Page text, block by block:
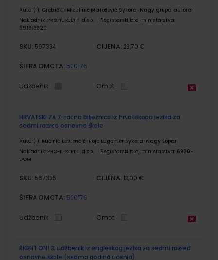
Autor(i): Greblički-Miculinić Matošević Sykora-Nagy grupa autora
Nakladnik: PROFIL KLETT d.o.o.
Registarski broj ministarstva:
6919;6920
SKU: 567334 CIJENA: 23,70 €
ŠIFRA OMOTA: 500176
Udžbenik Omot
HRVATSKI ZA 7; radna bilježnica iz hrvatskoga jezika za
sedmi razred osnovne škole
Autor(i): Kučinić Lovrenčić-Rojc Lugomer Sykora-Nagy Šopar
Nakladnik: PROFIL KLETT d.o.o. Registarski broj ministarstva: 6920-
DOM
SKU: 567335 CIJENA: 13,00 €
ŠIFRA OMOTA: 500176
Udžbenik Omot
RIGHT ON! 3; udžbenik iz engleskog jezika za sedmi razred
osnovne škole (sedma godina učenja)